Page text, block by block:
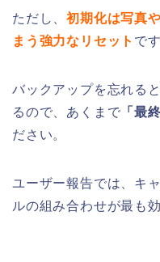
ただし、初期化は写真
まう強力なリセット です
バックアップを忘れる
るので、あくまで 「最
ださい。
ユーザー報告では、キ
ルの組み合わせが最も